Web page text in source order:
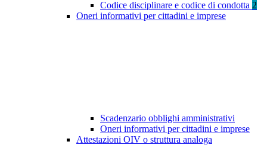
Codice disciplinare e codice di condotta 2
Oneri informativi per cittadini e imprese
Scadenzario obblighi amministrativi
Oneri informativi per cittadini e imprese
Attestazioni OIV o struttura analoga